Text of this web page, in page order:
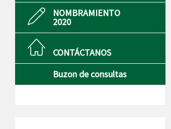
NOMBRAMIENTO
2020
CONTÁCTANOS
Buzon de consultas